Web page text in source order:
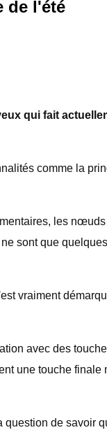
de l'été
qui fait
comme la
les
sont que
vraiment
avec des
une touche finale
de savoir